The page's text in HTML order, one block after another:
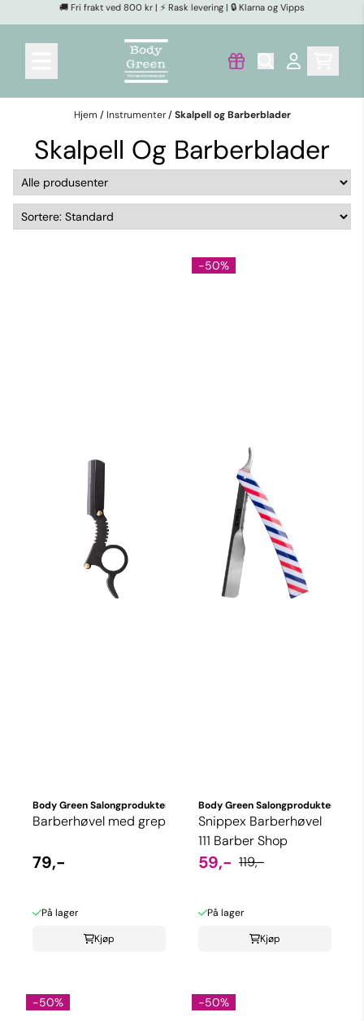
Hopp til innhold🚚 Fri frakt ved 800 kr | ⚡ Rask levering | 🔒 Klarna og Vipps
Hjem / Instrumenter/Skalpell og Barberblader
Skalpell Og Barberblader
Body Green Salongprodukter
Barberhøvel med grep
79,-
På lager
Kjøp
-50%
Body Green Salongprodukter
Snippex Barberhøvel
111 Barber Shop
59,- 119,-
På lager
Kjøp
-50% -50%